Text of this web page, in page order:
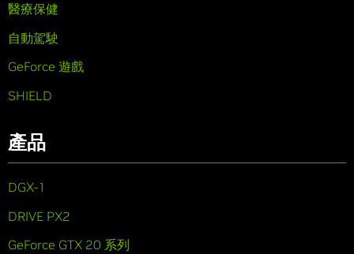
醫療保健
自動駕駛
GeForce 遊戲
SHIELD
產品
DGX-1
DRIVE PX2
GeForce GTX 20 系列